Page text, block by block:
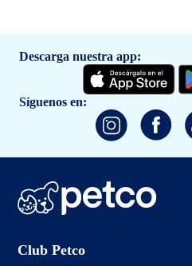
Descarga nuestra app:
Síguenos en:
Club Petco
Iniciar sesión